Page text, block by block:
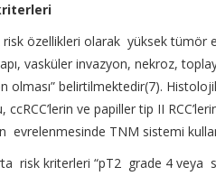
risk özellikleri olarak yüksek tümör
vasküler invazyon, nekroz,
olması” belirtilmektedir(7).
ccRCC’lerin ve papiller tip II
evrelenmesinde TNM sistemi
risk kriterleri “pT2 grade 4